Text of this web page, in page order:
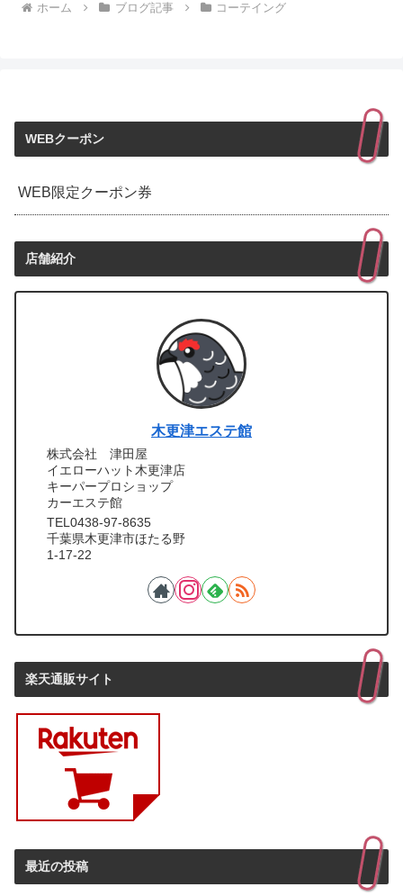
ホーム ブログ記事 コーテイング
WEBクーポン
WEB限定クーポン券
店舗紹介
木更津エステ館
株式会社 津田屋
イエローハット木更津店
キーパープロショップ
カーエステ館
TEL0438-97-8635
千葉県木更津市ほたる野
1-17-22
楽天通販サイト
最近の投稿